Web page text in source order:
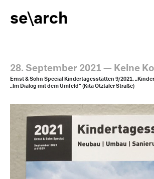
se\arch
28. September 2021— Keine
Ernst & Sohn Special Kindertagesstätten 9/2021,
„Im Dialog mit dem Umfeld“ (Kita Ötztaler Straße)